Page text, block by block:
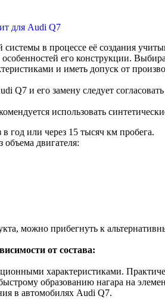
в процессе её создания
особенностей его конструкции.
и иметь допуск от
Q7 и его замену следует
использовать
год или через 15 тысяч км пробега.
двигателя:
можно прибегнуть к
от состава:
характеристиками.
образованию нагара на
в автомобилях Audi Q7.